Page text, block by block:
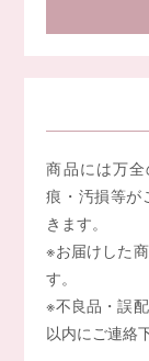
商品には万
痕・汚損等が
きます。
※お届けした
す。
※不良品・誤
以内にご連絡